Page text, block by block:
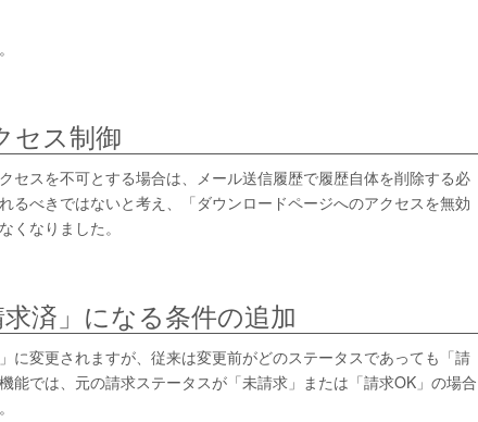
セス制御
セスを不可とする場合は、メール送信履歴で履歴自体を削除する必
るべきではないと考え、「ダウンロードページへのアクセスを無効
くなりました。
済」になる条件の追加
に変更されますが、従来は変更前がどのステータスであっても「請
能では、元の請求ステータスが「未請求」または「請求OK」の場合